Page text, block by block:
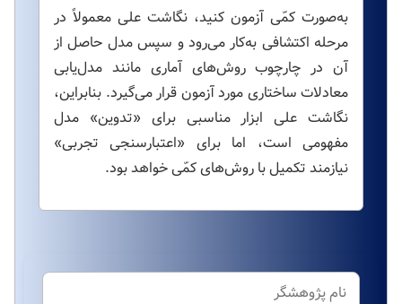
به‌صورت کمّی آزمون کنید، نگاشت علی معمولاً در
مرحله اکتشافی به‌کار می‌رود و سپس مدل حاصل از
آن در چارچوب روش‌های آماری مانند مدل‌یابی
معادلات ساختاری مورد آزمون قرار می‌گیرد. بنابراین،
نگاشت علی ابزار مناسبی برای «تدوین» مدل
مفهومی است، اما برای «اعتبارسنجی تجربی»
نیازمند تکمیل با روش‌های کمّی خواهد بود.